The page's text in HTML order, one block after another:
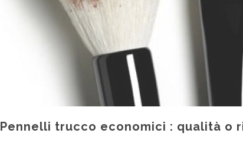
Pennelli trucco economici : qualità o